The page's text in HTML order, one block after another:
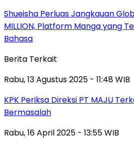
Shueisha Perluas Jangkauan
MILLION, Platform Manga yang
Bahasa
Berita Terkait
Rabu, 13 Agustus 2025 - 11:48 WIB
KPK Periksa Direksi PT MAJU
Bermasalah
Rabu, 16 April 2025 - 13:55 WIB